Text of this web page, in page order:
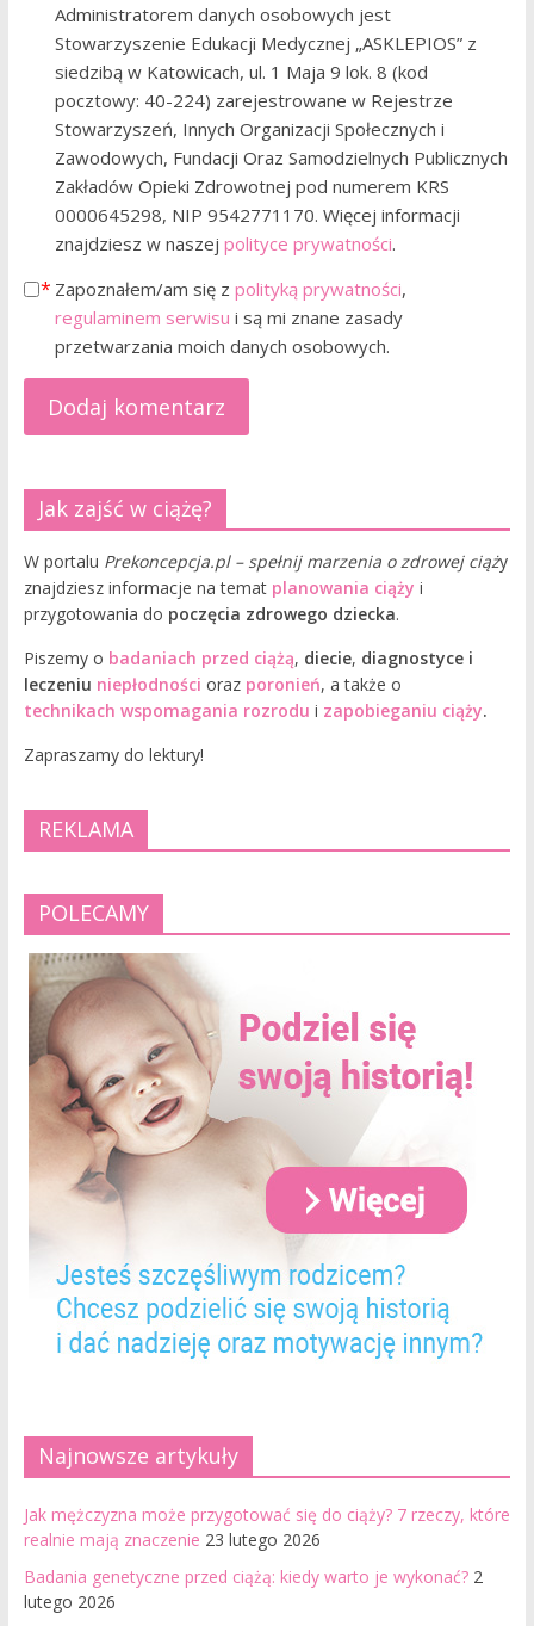
Administratorem danych osobowych jest
Stowarzyszenie Edukacji Medycznej „ASKLEPIOS” z
siedzibą w Katowicach, ul. 1 Maja 9 lok. 8 (kod
pocztowy: 40-224) zarejestrowane w Rejestrze
Stowarzyszeń, Innych Organizacji Społecznych i
Zawodowych, Fundacji Oraz Samodzielnych Publicznych
Zakładów Opieki Zdrowotnej pod numerem KRS
0000645298, NIP 9542771170. Więcej informacji
znajdziesz w naszej polityce prywatności.
Zapoznałem/am się z polityką prywatności,
regulaminem serwisu i są mi znane zasady
przetwarzania moich danych osobowych.
Jak zajść w ciążę?
W portalu Prekoncepcja.pl – spełnij marzenia o zdrowej ciąży
znajdziesz informacje na temat planowania ciąży i
przygotowania do poczęcia zdrowego dziecka.
Piszemy o badaniach przed ciążą, diecie, diagnostyce i
leczeniu niepłodności oraz poronień, a także o
technikach wspomagania rozrodu i zapobieganiu ciąży.
Zapraszamy do lektury!
REKLAMA
POLECAMY
Najnowsze artykuły
Jak mężczyzna może przygotować się do ciąży? 7 rzeczy, które
realnie mają znaczenie 23 lutego 2026
Badania genetyczne przed ciążą: kiedy warto je wykonać? 2
lutego 2026